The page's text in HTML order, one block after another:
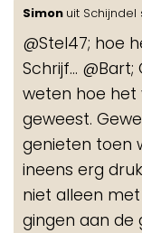
Simon uit Schijndel
@Stel47; hoe
Schrijf...
weten hoe het
geweest.
genieten toen
ineens erg
niet alleen
gingen aan de